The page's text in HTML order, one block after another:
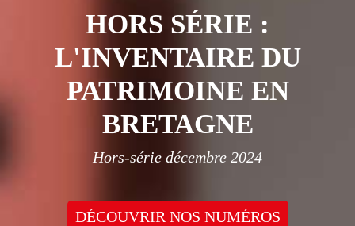
HORS SÉRIE :
L'INVENTAIRE DU
PATRIMOINE EN
BRETAGNE
Hors-série décembre 2024
DÉCOUVRIR NOS NUMÉROS